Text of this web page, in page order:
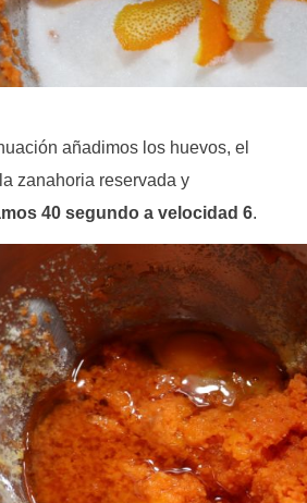
añadimos los huevos, el
zanahoria reservada y
40 segundo a velocidad 6.